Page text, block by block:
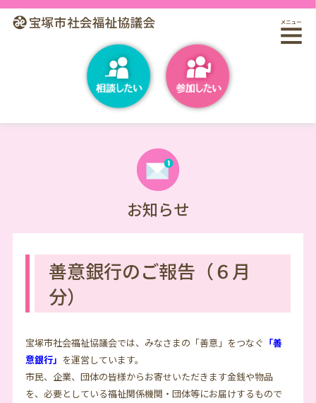
お知らせ
善意銀行のご報告（６月
分）
宝塚市社会福祉協議会では、みなさまの「善意」をつなぐ 「善
意銀行」 を運営しています。
市民、企業、団体の皆様からお寄せいただきます金銭や物品
を、必要としている福祉関係機関・団体等にお届けするもので